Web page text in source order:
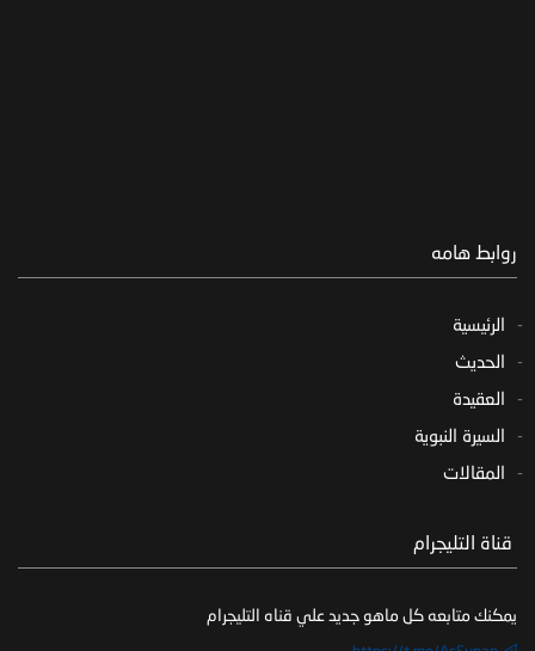
روابط هامه
الرئيسية
الحديث
العقيدة
السيرة النبوية
المقالات
‏ قناة التليجرام
يمكنك متابعه كل ماهو جديد علي قناه التليجرام